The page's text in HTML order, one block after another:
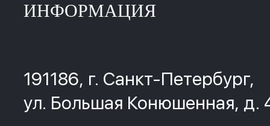
ИНФОРМАЦИЯ
191186, г. Санкт-Петербург,
ул. Большая Конюшенная, д.